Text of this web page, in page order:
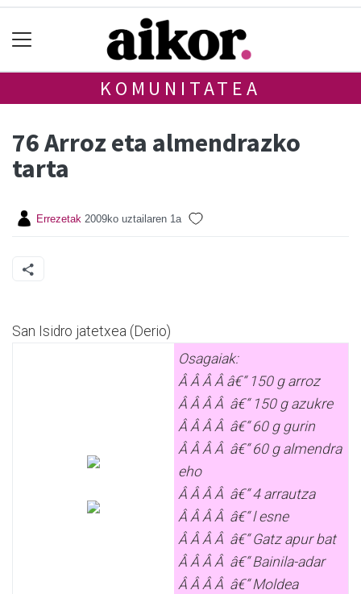
KOMUNITATEA
76 Arroz eta almendrazko
tarta
Errezetak 2009ko uztailaren 1a
San Isidro jatetxea (Derio)
Osagaiak:
Â Â Â Â â€“ 150 g arroz
Â Â Â Â â€“ 150 g azukre
Â Â Â Â â€“ 60 g gurin
Â Â Â Â â€“ 60 g almendra
eho
Â Â Â Â â€“ 4 arrautza
Â Â Â Â â€“ l esne
Â Â Â Â â€“ Gatz apur bat
Â Â Â Â â€“ Bainila-adar
Â Â Â Â â€“ Moldea